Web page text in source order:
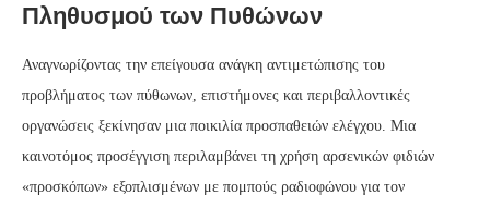
Πληθυσμού των Πυθώνων
Αναγνωρίζοντας την επείγουσα ανάγκη αντιμετώπισης του
προβλήματος των πύθωνων, επιστήμονες και περιβαλλοντικές
οργανώσεις ξεκίνησαν μια ποικιλία προσπαθειών ελέγχου. Μια
καινοτόμος προσέγγιση περιλαμβάνει τη χρήση αρσενικών φιδιών
«προσκόπων» εξοπλισμένων με πομπούς ραδιοφώνου για τον